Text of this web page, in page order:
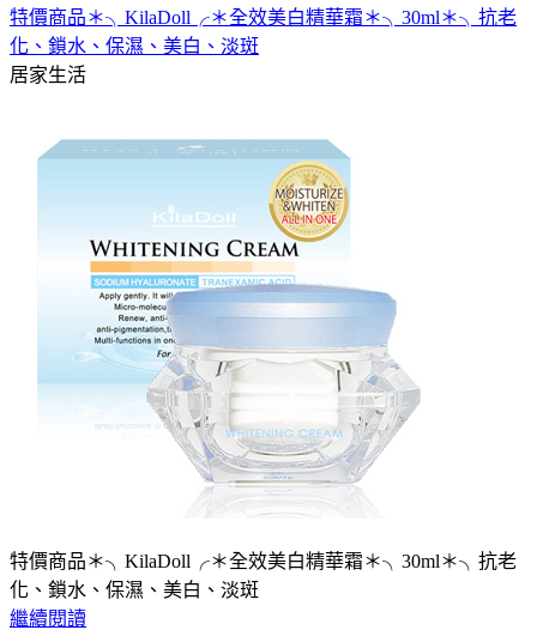
特價商品＊╮KilaDoll╭＊全效美白精華霜＊╮30ml＊╮抗老
化、鎖水、保濕、美白、淡斑
居家生活
特價商品＊╮KilaDoll╭＊全效美白精華霜＊╮30ml＊╮抗老
化、鎖水、保濕、美白、淡斑
繼續閱讀